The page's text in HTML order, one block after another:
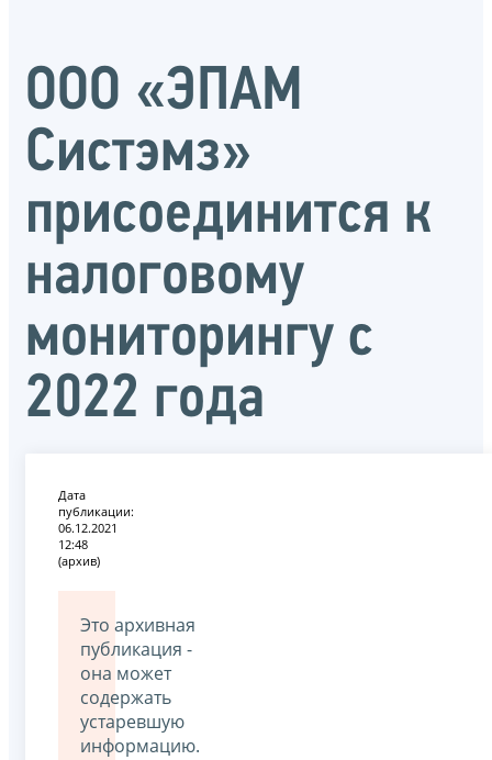
ООО «ЭПАМ
Систэмз»
присоединится к
налоговому
мониторингу с
2022 года
Дата
публикации:
06.12.2021
12:48
(архив)
Это архивная
публикация -
она может
содержать
устаревшую
информацию.